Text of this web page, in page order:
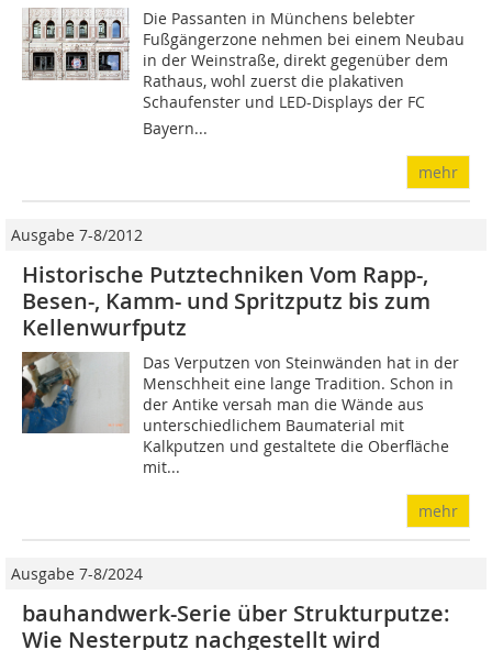
Die Passanten in Münchens belebter
Fußgängerzone nehmen bei einem Neubau
in der Weinstraße, direkt gegenüber dem
Rathaus, wohl zuerst die plakativen
Schaufenster und LED-Displays der FC
Bayern...
mehr
Ausgabe 7-8/2012
Historische Putztechniken Vom Rapp-,
Besen-, Kamm- und Spritzputz bis zum
Kellenwurfputz
Das Verputzen von Steinwänden hat in der
Menschheit eine lange Tradition. Schon in
der Antike versah man die Wände aus
unterschiedlichem Baumaterial mit
Kalkputzen und gestaltete die Oberfläche
mit...
mehr
Ausgabe 7-8/2024
bauhandwerk-Serie über Strukturputze:
Wie Nesterputz nachgestellt wird